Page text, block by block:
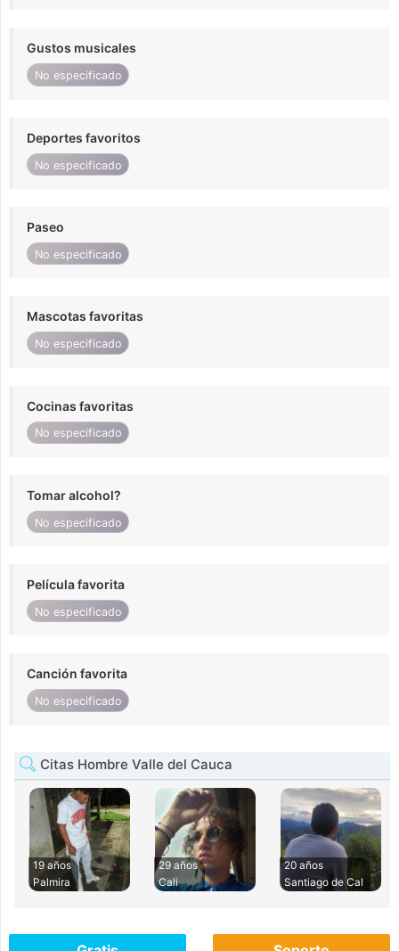
Gustos musicales
No especificado
Deportes favoritos
No especificado
Paseo
No especificado
Mascotas favoritas
No especificado
Cocinas favoritas
No especificado
Tomar alcohol?
No especificado
Película favorita
No especificado
Canción favorita
No especificado
Citas Hombre Valle del Cauca
19 años
Palmira
29 años
Cali
20 años
Santiago de Cal